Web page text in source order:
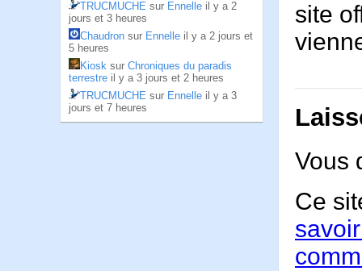
TRUCMUCHE sur Ennelle il y a 2
jours et 3 heures
Chaudron sur Ennelle il y a 2 jours et
5 heures
Kiosk sur Chroniques du paradis
terrestre il y a 3 jours et 2 heures
TRUCMUCHE sur Ennelle il y a 3
jours et 7 heures
site
Vous
Ce